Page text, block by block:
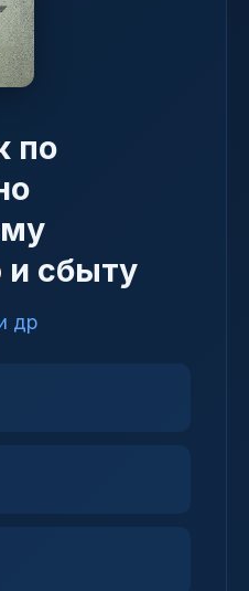
по
сбыту
др